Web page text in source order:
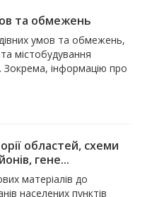
та обмежень
умов та обмежень,
містобудування
Зокрема, інформацію про
областей, схеми
гене...
матеріалів до
населених пунктів